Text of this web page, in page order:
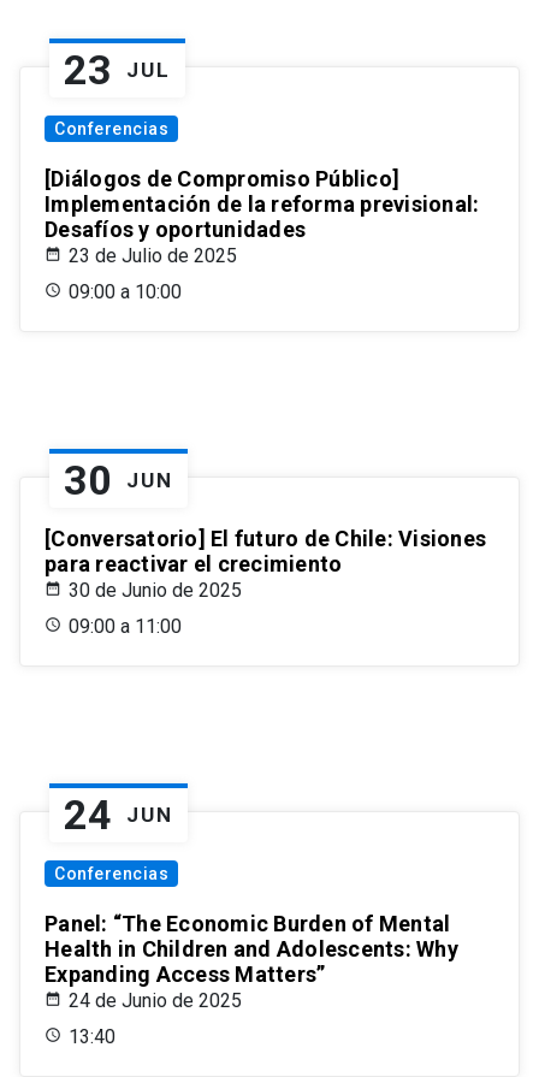
23 JUL
Conferencias
[Diálogos de Compromiso Público]
Implementación de la reforma previsional:
Desafíos y oportunidades
23 de Julio de 2025
09:00 a 10:00
30 JUN
[Conversatorio] El futuro de Chile: Visiones
para reactivar el crecimiento
30 de Junio de 2025
09:00 a 11:00
24 JUN
Conferencias
Panel: “The Economic Burden of Mental
Health in Children and Adolescents: Why
Expanding Access Matters”
24 de Junio de 2025
13:40